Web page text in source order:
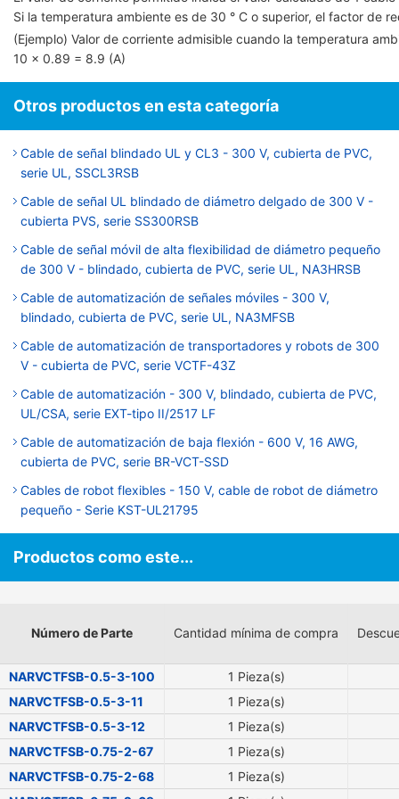
Si la temperatura ambiente es de 30 ° C o superior, el factor de
(Ejemplo) Valor de corriente admisible cuando la temperatura
10 × 0.89 = 8.9 (A)
Otros productos en esta categoría
Cable de señal blindado UL y CL3 - 300 V, cubierta de PVC,
serie UL, SSCL3RSB
Cable de señal UL blindado de diámetro delgado de 300 V -
cubierta PVS, serie SS300RSB
Cable de señal móvil de alta flexibilidad de diámetro pequeño
de 300 V - blindado, cubierta de PVC, serie UL, NA3HRSB
Cable de automatización de señales móviles - 300 V,
blindado, cubierta de PVC, serie UL, NA3MFSB
Cable de automatización de transportadores y robots de 300
V - cubierta de PVC, serie VCTF-43Z
Cable de automatización - 300 V, blindado, cubierta de PVC,
UL/CSA, serie EXT-tipo II/2517 LF
Cable de automatización de baja flexión - 600 V, 16 AWG,
cubierta de PVC, serie BR-VCT-SSD
Cables de robot flexibles - 150 V, cable de robot de diámetro
pequeño - Serie KST-UL21795
Productos como este...
Número de Parte Cantidad mínima de compra
NARVCTFSB-0.5-3-100
1 Pieza(s)
NARVCTFSB-0.5-3-11
1 Pieza(s)
NARVCTFSB-0.5-3-12
1 Pieza(s)
NARVCTFSB-0.75-2-67
1 Pieza(s)
NARVCTFSB-0.75-2-68
1 Pieza(s)